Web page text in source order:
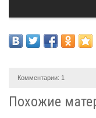
Комментарии: 1
Похожие